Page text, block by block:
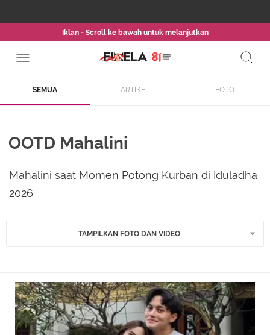
Iklan - Scroll ke bawah untuk melanjutkan
SEMUA ARTIKEL FOTO
OOTD Mahalini
Mahalini saat Momen Potong Kurban di Iduladha
2026
TAMPILKAN FOTO DAN VIDEO